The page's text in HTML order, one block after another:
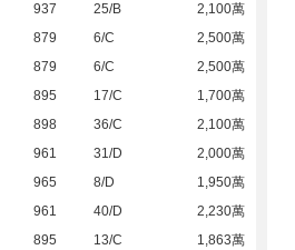
937 25/B
2,100萬
879 6/C
2,500萬
879 6/C
2,500萬
895 17/C
1,700萬
898 36/C
2,100萬
961 31/D
2,000萬
965 8/D
1,950萬
961 40/D
2,230萬
895 13/C
1,863萬